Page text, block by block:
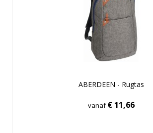
ABERDEEN - Rugtas
vanaf€ 11,66